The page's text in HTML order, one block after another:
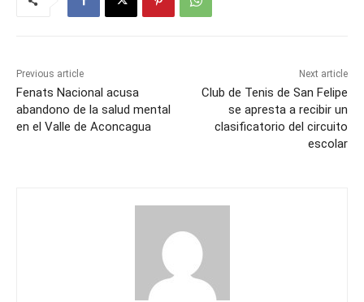
Previous article
Fenats Nacional acusa
abandono de la salud mental
en el Valle de Aconcagua
Next article
Club de Tenis de San Felipe
se apresta a recibir un
clasificatorio del circuito
escolar